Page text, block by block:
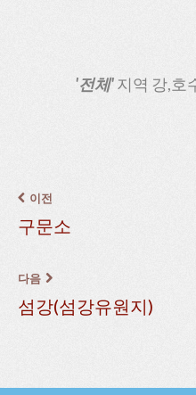
'전체'지역 강,호
이전
구문소
다음
섬강(섬강유원지)